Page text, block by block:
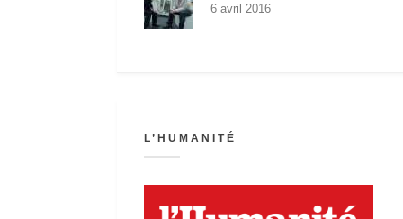
6 avril 2016
L’HUMANITÉ